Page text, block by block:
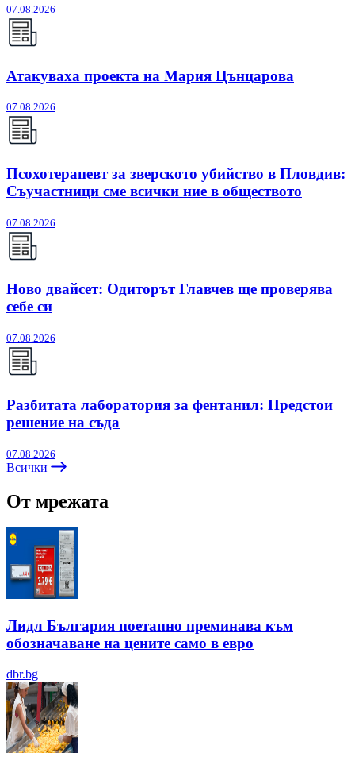
07.08.2026
Атакуваха проекта на Мария Цънцарова
07.08.2026
Псохотерапевт за зверското убийство в Пловдив:
Съучастници сме всички ние в обществото
07.08.2026
Ново двайсет: Одиторът Главчев ще проверява
себе си
07.08.2026
Разбитата лаборатория за фентанил: Предстои
решение на съда
07.08.2026
Всички
От мрежата
Лидл България поетапно преминава към
обозначаване на цените само в евро
dbr.bg